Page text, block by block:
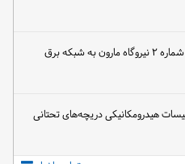
پس از اجرای عملیات گسترده فنی، واحد شماره ۲ نیروگاه مارون به شبکه برق
هیدرومکانیکی دریچه‌های تحتانی